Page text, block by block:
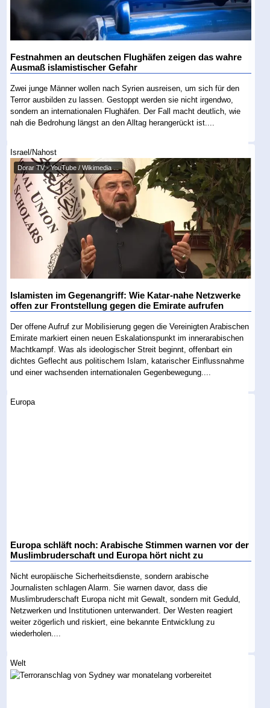
Festnahmen an deutschen Flughäfen zeigen das wahre
Ausmaß islamistischer Gefahr
Zwei junge Männer wollen nach Syrien ausreisen, um sich für den
Terror ausbilden zu lassen. Gestoppt werden sie nicht irgendwo,
sondern an internationalen Flughäfen. Der Fall macht deutlich, wie
nah die Bedrohung längst an den Alltag herangerückt ist....
Israel/Nahost
Dorar TV - YouTube / Wikimedia ...
Islamisten im Gegenangriff: Wie Katar-nahe Netzwerke
offen zur Frontstellung gegen die Emirate aufrufen
Der offene Aufruf zur Mobilisierung gegen die Vereinigten Arabischen
Emirate markiert einen neuen Eskalationspunkt im innerarabischen
Machtkampf. Was als ideologischer Streit beginnt, offenbart ein
dichtes Geflecht aus politischem Islam, katarischer Einflussnahme
und einer wachsenden internationalen Gegenbewegung....
Europa
Europa schläft noch: Arabische Stimmen warnen vor der
Muslimbruderschaft und Europa hört nicht zu
Nicht europäische Sicherheitsdienste, sondern arabische
Journalisten schlagen Alarm. Sie warnen davor, dass die
Muslimbruderschaft Europa nicht mit Gewalt, sondern mit Geduld,
Netzwerken und Institutionen unterwandert. Der Westen reagiert
weiter zögerlich und riskiert, eine bekannte Entwicklung zu
wiederholen....
Welt